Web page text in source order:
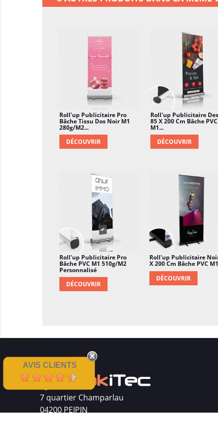
Roll'up Publicitaire Pro
Bâche Tissu Dos Noir M1
280g/m2...
DÉCOUVRIR
Roll'up Publicitaire
85 X 200 Cm Bâche PVC
M1...
DÉCOUVRIR
Roll'up Publicitaire Pro
Bâche PVC M1 510g/m2
Personnalisé
DÉCOUVRIR
Roll'up Publicitaire
X 200 Cm Bâche PVC
DÉCOUVRIR
7 quartier Champarlau
04200 PEIPIN
AVIS CLIENTS